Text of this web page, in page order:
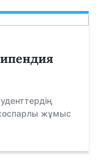
жұмыс